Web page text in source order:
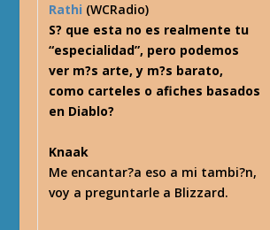
Rathi (WCRadio)
S? que esta no es realmente tu
“especialidad”, pero podemos
ver m?s arte, y m?s barato,
como carteles o afiches basados
en Diablo?
Knaak
Me encantar?a eso a mi tambi?n,
voy a preguntarle a Blizzard.